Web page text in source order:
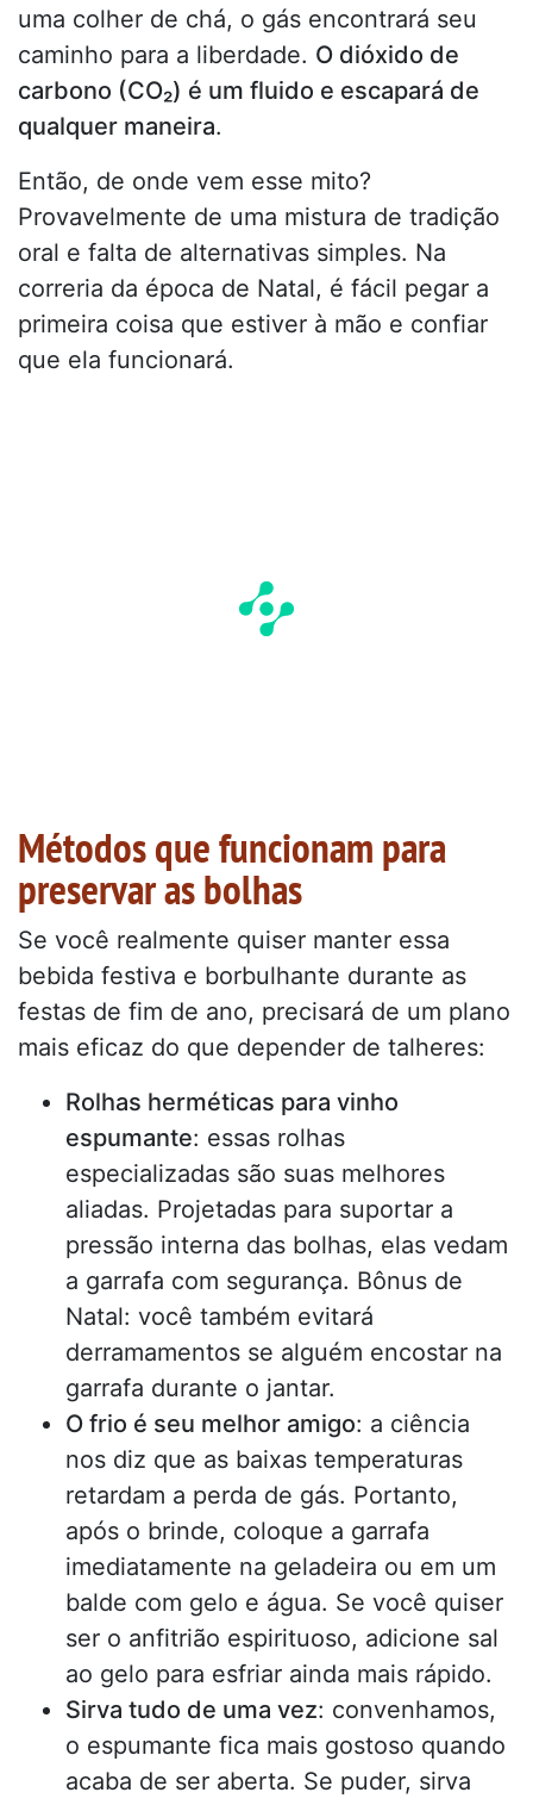
uma colher de chá, o gás encontrará seu
caminho para a liberdade. O dióxido de
carbono (CO₂) é um fluido e escapará de
qualquer maneira.
Então, de onde vem esse mito?
Provavelmente de uma mistura de tradição
oral e falta de alternativas simples. Na
correria da época de Natal, é fácil pegar a
primeira coisa que estiver à mão e confiar
que ela funcionará.
Métodos que funcionam para
preservar as bolhas
Se você realmente quiser manter essa
bebida festiva e borbulhante durante as
festas de fim de ano, precisará de um plano
mais eficaz do que depender de talheres:
Rolhas herméticas para vinho
espumante: essas rolhas
especializadas são suas melhores
aliadas. Projetadas para suportar a
pressão interna das bolhas, elas vedam
a garrafa com segurança. Bônus de
Natal: você também evitará
derramamentos se alguém encostar na
garrafa durante o jantar.
O frio é seu melhor amigo: a ciência
nos diz que as baixas temperaturas
retardam a perda de gás. Portanto,
após o brinde, coloque a garrafa
imediatamente na geladeira ou em um
balde com gelo e água. Se você quiser
ser o anfitrião espirituoso, adicione sal
ao gelo para esfriar ainda mais rápido.
Sirva tudo de uma vez: convenhamos,
o espumante fica mais gostoso quando
acaba de ser aberta. Se puder, sirva